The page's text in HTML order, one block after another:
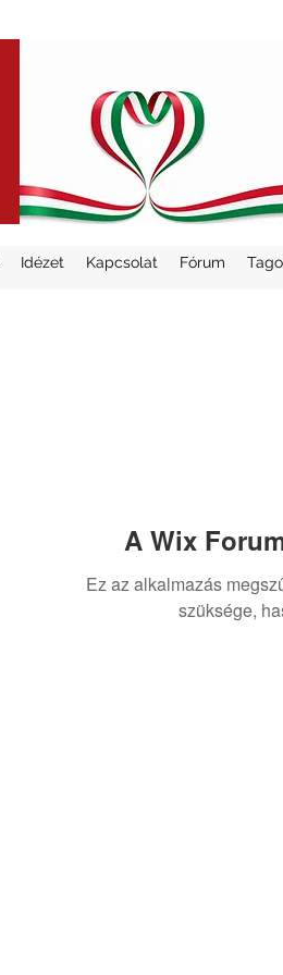
Idézet Kapcsolat Fórum
A Wix
Ez az alkalmazás
szüksége,